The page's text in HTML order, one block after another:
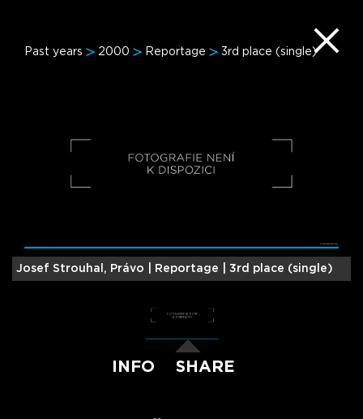
Past years 2000 Reportage 3rd place (single)
Josef Strouhal, Právo | Reportage | 3rd place (single)
INFO SHARE